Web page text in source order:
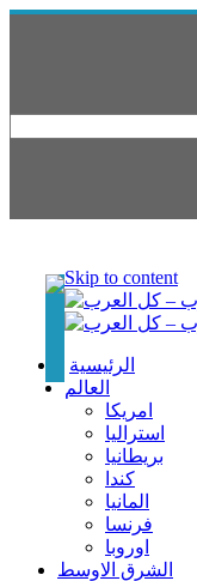
Skip to content
الرئيسية
العالم
امريكا
استراليا
بريطانيا
كندا
المانيا
فرنسا
اوروبا
الشرق الاوسط